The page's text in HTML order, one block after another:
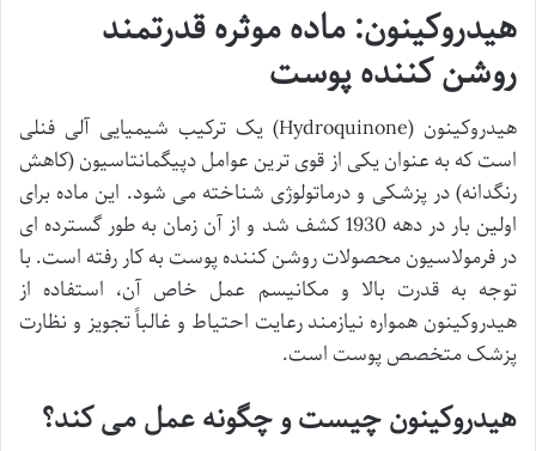
هیدروکینون: ماده موثره قدرتمند
روشن کننده پوست
هیدروکینون (Hydroquinone) یک ترکیب شیمیایی آلی فنلی
است که به عنوان یکی از قوی ترین عوامل دپیگمانتاسیون (کاهش
رنگدانه) در پزشکی و درماتولوژی شناخته می شود. این ماده برای
اولین بار در دهه 1930 کشف شد و از آن زمان به طور گسترده ای
در فرمولاسیون محصولات روشن کننده پوست به کار رفته است. با
توجه به قدرت بالا و مکانیسم عمل خاص آن، استفاده از
هیدروکینون همواره نیازمند رعایت احتیاط و غالباً تجویز و نظارت
پزشک متخصص پوست است.
هیدروکینون چیست و چگونه عمل می کند؟